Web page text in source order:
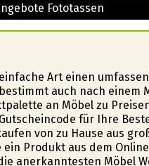
Fototassen
Art einen
auch nach einem
an Möbel zu
für Ihre
von zu Hause aus
Produkt aus dem
anerkanntesten Möbel